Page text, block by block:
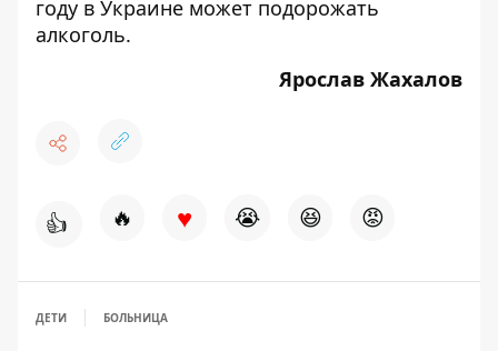
году в Украине может подорожать
алкоголь.
Ярослав Жахалов
👍 🔥 ♥ 😭 😆 😡
ДЕТИ БОЛЬНИЦА